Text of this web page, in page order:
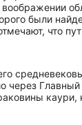
были
что
через